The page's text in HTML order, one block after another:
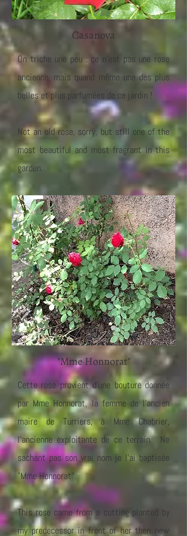
Casanova
On triche une peu : ce n'est pas une rose
ancienne, mais quand même une des plus
belles et plus parfumées de ce jardin !
Not an old rose, sorry, but still one of the
most beautiful and most fragrant in this
garden.
"Mme Honnorat"
Cette rose provient d'une bouture donnée
par Mme Honnorat, la femme de l'ancien
maire de Turriers, à Mme Chabrier,
l'ancienne exploitante de ce terrain. Ne
sachant pas son vrai nom je l'ai baptisée
"Mme Honnorat".
This rose came from a cutting planted by
my predecessor in front of her then new